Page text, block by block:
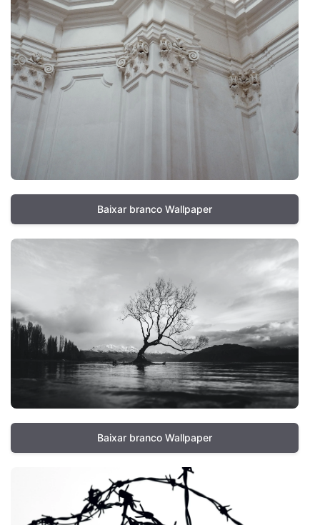
Baixar branco Wallpaper
Baixar branco Wallpaper